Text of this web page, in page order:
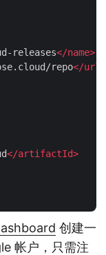
releases</name>
repo</url
</artifactId>
创建一
帐户，只需注